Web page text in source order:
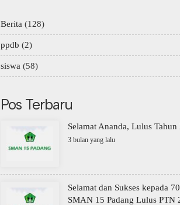
Berita(128)
ppdb (2)
siswa(58)
Pos Terbaru
Selamat Ananda, Lulus Tahun
3 bulan yang lalu
Selamat dan Sukses kepada
SMAN 15 Padang Lulus PTN